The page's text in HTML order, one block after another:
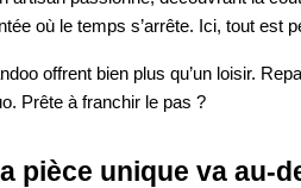
où le temps s’arrête. Ici, tout
offrent bien plus qu’un loisir.
Prête à franchir le pas ?
pièce unique va au-